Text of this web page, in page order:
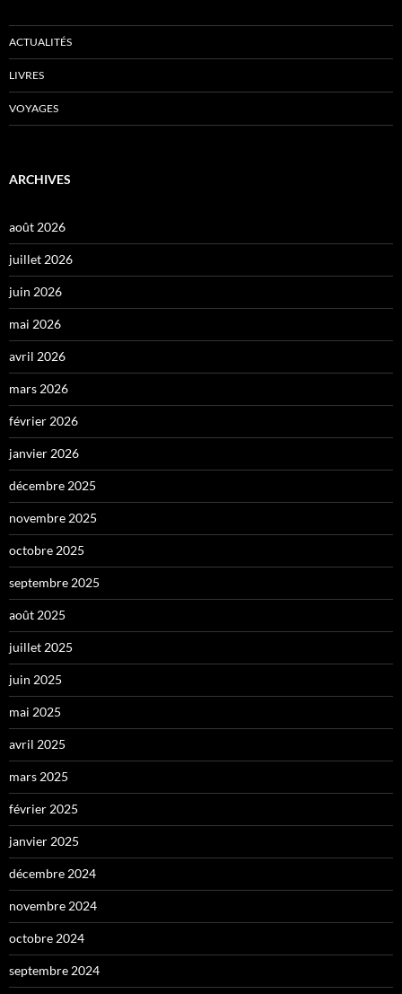
ACTUALITÉS
LIVRES
VOYAGES
ARCHIVES
août 2026
juillet 2026
juin 2026
mai 2026
avril 2026
mars 2026
février 2026
janvier 2026
décembre 2025
novembre 2025
octobre 2025
septembre 2025
août 2025
juillet 2025
juin 2025
mai 2025
avril 2025
mars 2025
février 2025
janvier 2025
décembre 2024
novembre 2024
octobre 2024
septembre 2024